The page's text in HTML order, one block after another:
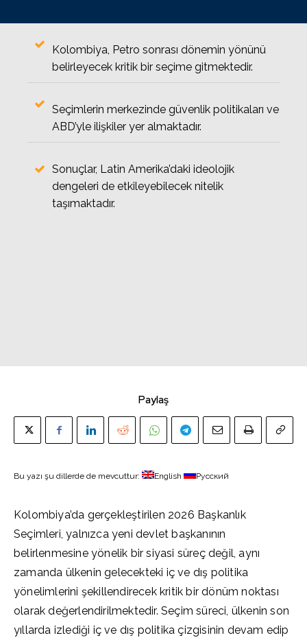
Kolombiya, Petro sonrası dönemin yönünü
belirleyecek kritik bir seçime gitmektedir.
Seçimlerin merkezinde güvenlik politikaları ve
ABD’yle ilişkiler yer almaktadır.
Sonuçlar, Latin Amerika’daki ideolojik
dengeleri de etkileyebilecek nitelik
taşımaktadır.
Paylaş
Bu yazı şu dillerde de mevcuttur: English Русский
Kolombiya’da gerçekleştirilen 2026 Başkanlık
Seçimleri, yalnızca yeni devlet başkanının
belirlenmesine yönelik bir siyasi süreç değil, aynı
zamanda ülkenin gelecekteki iç ve dış politika
yönelimlerini şekillendirecek kritik bir dönüm noktası
olarak değerlendirilmektedir. Seçim süreci, ülkenin son
yıllarda izlediği iç ve dış politika çizgisinin devam edip